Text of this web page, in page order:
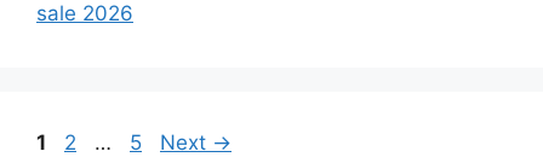
s
sale 2026
P
1
P
2 …
P
5 Next →